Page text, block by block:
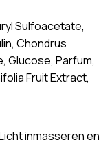
Sulfoacetate,
Chondrus
Glucose, Parfum,
Fruit Extract,
inmasseren en